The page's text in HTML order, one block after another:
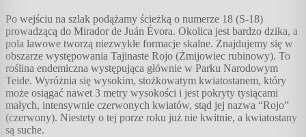
Po wejściu na szlak podążamy ścieżką o numerze 18 (S-18)
prowadzącą do Mirador de Juán Évora. Okolica jest bardzo dzika, a
pola lawowe tworzą niezwykłe formacje skalne. Znajdujemy się w
obszarze występowania Tajinaste Rojo (Żmijowiec rubinowy). To
roślina endemiczna występująca głównie w Parku Narodowym
Teide. Wyróżnia się wysokim, stożkowatym kwiatostanem, który
może osiągać nawet 3 metry wysokości i jest pokryty tysiącami
małych, intensywnie czerwonych kwiatów, stąd jej nazwa “Rojo”
(czerwony). Niestety o tej porze roku już nie kwitnie, a kwiatostany
są suche.